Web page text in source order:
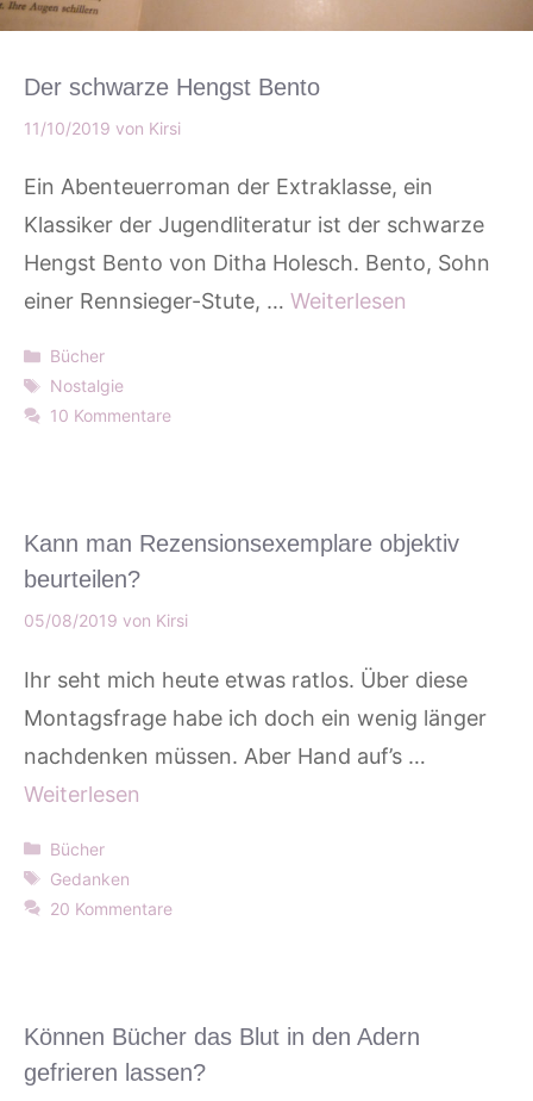
Der schwarze Hengst Bento
11/10/2019 von Kirsi
Ein Abenteuerroman der Extraklasse, ein
Klassiker der Jugendliteratur ist der schwarze
Hengst Bento von Ditha Holesch. Bento, Sohn
einer Rennsieger-Stute, … Weiterlesen
Kategorien
Bücher
Schlagwörter
Nostalgie
10 Kommentare
Kann man Rezensionsexemplare objektiv
beurteilen?
05/08/2019 von Kirsi
Ihr seht mich heute etwas ratlos. Über diese
Montagsfrage habe ich doch ein wenig länger
nachdenken müssen. Aber Hand auf’s …
Weiterlesen
Kategorien
Bücher
Schlagwörter
Gedanken
20 Kommentare
Können Bücher das Blut in den Adern
gefrieren lassen?